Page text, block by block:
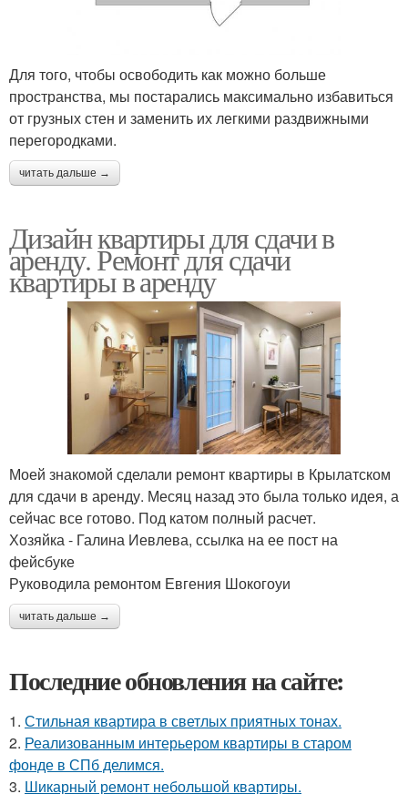
Для того, чтобы освободить как можно больше
пространства, мы постарались максимально избавиться
от грузных стен и заменить их легкими раздвижными
перегородками.
читать дальше →
Дизайн квартиры для сдачи в
аренду. Ремонт для сдачи
квартиры в аренду
Моей знакомой сделали ремонт квартиры в Крылатском
для сдачи в аренду. Месяц назад это была только идея, а
сейчас все готово. Под катом полный расчет.
Хозяйка - Галина Иевлева, ссылка на ее пост на
фейсбуке
Руководила ремонтом Евгения Шокогоуи
читать дальше →
Последние обновления на сайте:
1. Стильная квартира в светлых приятных тонах.
2. Реализованным интерьером квартиры в старом
фонде в СПб делимся.
3. Шикарный ремонт небольшой квартиры.